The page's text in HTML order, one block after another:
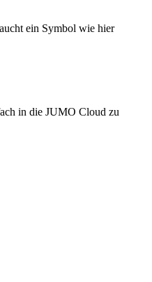
ein Symbol wie hier
in die JUMO Cloud zu